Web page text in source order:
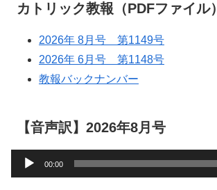
カトリック教報（PDFファイル）
2026年 8月号 第1149号
2026年 6月号 第1148号
教報バックナンバー
【音声訳】2026年8月号
声
00:00